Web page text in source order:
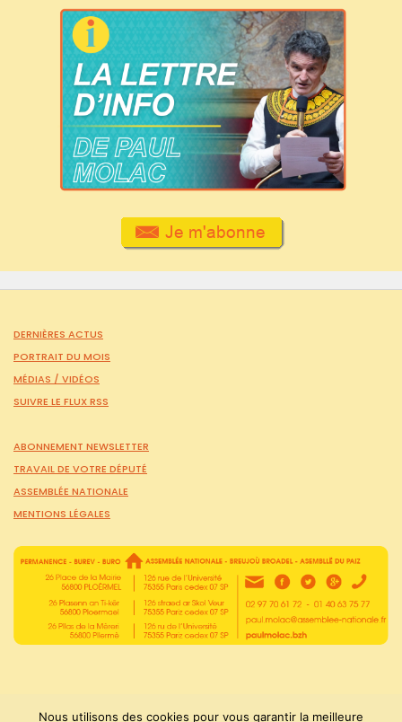
DERNIÈRES ACTUS
PORTRAIT DU MOIS
MÉDIAS / VIDÉOS
SUIVRE LE FLUX RSS
ABONNEMENT NEWSLETTER
TRAVAIL DE VOTRE DÉPUTÉ
ASSEMBLÉE NATIONALE
MENTIONS LÉGALES
Nous utilisons des cookies pour vous garantir la meilleure